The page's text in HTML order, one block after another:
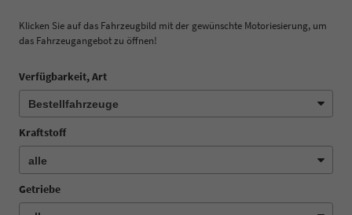
Klicken Sie auf das Fahrzeugbild mit der gewünschte Motoriesierung, um
das Fahrzeugangebot zu öffnen!
Verfügbarkeit, Art
Kraftstoff
Getriebe